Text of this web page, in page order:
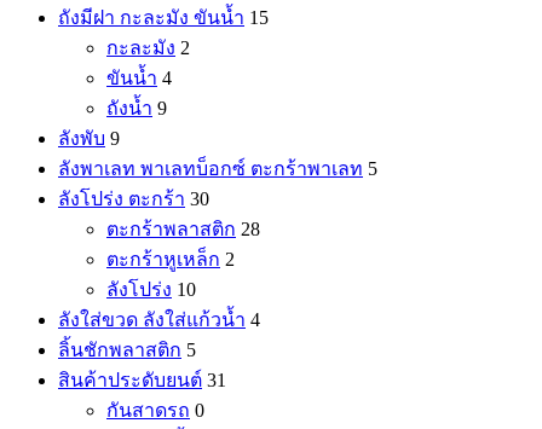
ถังมีฝา กะละมัง ขันน้ำ 15
กะละมัง 2
ขันน้ำ 4
ถังน้ำ 9
ลังพับ 9
ลังพาเลท พาเลทบ็อกซ์ ตะกร้าพาเลท 5
ลังโปร่ง ตะกร้า 30
ตะกร้าพลาสติก 28
ตะกร้าหูเหล็ก 2
ลังโปร่ง 10
ลังใส่ขวด ลังใส่แก้วน้ำ 4
ลิ้นชักพลาสติก 5
สินค้าประดับยนต์ 31
กันสาดรถ 0